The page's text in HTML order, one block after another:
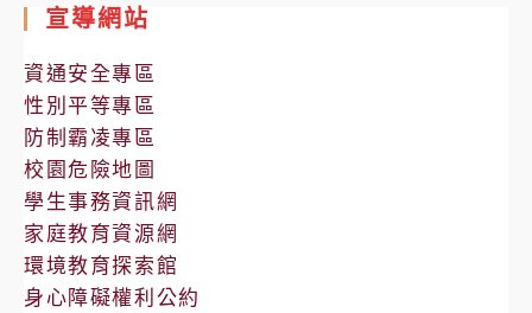
公
告
宣導網站
資通安全專區
性別平等專區
防制霸凌專區
校園危險地圖
學生事務資訊網
家庭教育資源網
環境教育探索館
身心障礙權利公約